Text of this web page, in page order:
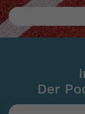
Der